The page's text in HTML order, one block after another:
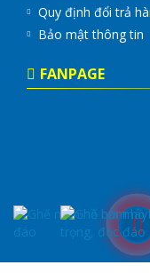
Quy định đổi trả
Bảo mật thông tin
FANPAGE